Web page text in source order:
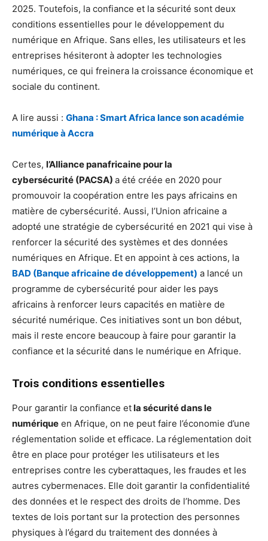
2025. Toutefois, la confiance et la sécurité sont deux
conditions essentielles pour le développement du
numérique en Afrique. Sans elles, les utilisateurs et les
entreprises hésiteront à adopter les technologies
numériques, ce qui freinera la croissance économique et
sociale du continent.
A lire aussi : Ghana : Smart Africa lance son académie
numérique à Accra
Certes, l’Alliance panafricaine pour la
cybersécurité (PACSA) a été créée en 2020 pour
promouvoir la coopération entre les pays africains en
matière de cybersécurité. Aussi, l’Union africaine a
adopté une stratégie de cybersécurité en 2021 qui vise à
renforcer la sécurité des systèmes et des données
numériques en Afrique. Et en appoint à ces actions, la
BAD (Banque africaine de développement) a lancé un
programme de cybersécurité pour aider les pays
africains à renforcer leurs capacités en matière de
sécurité numérique. Ces initiatives sont un bon début,
mais il reste encore beaucoup à faire pour garantir la
confiance et la sécurité dans le numérique en Afrique.
Trois conditions essentielles
Pour garantir la confiance etla sécurité dans le
numérique en Afrique, on ne peut faire l’économie d’une
réglementation solide et efficace. La réglementation doit
être en place pour protéger les utilisateurs et les
entreprises contre les cyberattaques, les fraudes et les
autres cybermenaces. Elle doit garantir la confidentialité
des données et le respect des droits de l’homme. Des
textes de lois portant sur la protection des personnes
physiques à l’égard du traitement des données à